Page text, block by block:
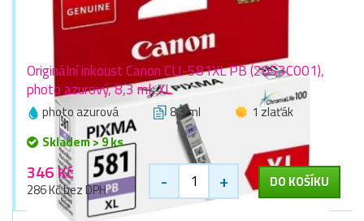
Originální inkoust Canon CLI-581XL PB (2053C001),
photo azurový, 8,3 ml, XL
photo azurová 8,3 ml
1 zlaťák
Skladem > 9 ks
346 Kč
286 Kč bez DPH - + DO KOŠÍKU